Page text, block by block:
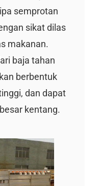
semprotan
sikat dilas
makanan.
baja tahan
berbentuk
dan dapat
kentang.